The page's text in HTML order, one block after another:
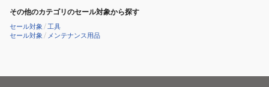
その他のカテゴリのセール対象から探す
セール対象 /工具
セール対象 / メンテナンス用品